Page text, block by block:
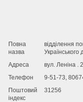
Повна
назва
відділення
Адреса
вул. Леніна .
Телефон
9-51-73,
Поштовий
індекс
31256